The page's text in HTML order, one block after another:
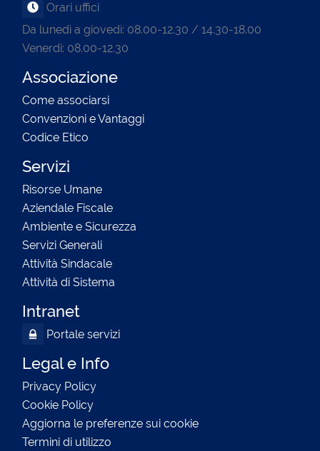
Orari uffici
Da lunedì a giovedì: 08.00-12.30 / 14.30-18.00
Venerdi: 08.00-12.30
Associazione
Come associarsi
Convenzioni e Vantaggi
Codice Etico
Servizi
Risorse Umane
Aziendale Fiscale
Ambiente e Sicurezza
Servizi Generali
Attività Sindacale
Attività di Sistema
Intranet
Portale servizi
Legal e Info
Privacy Policy
Cookie Policy
Aggiorna le preferenze sui cookie
Termini di utilizzo